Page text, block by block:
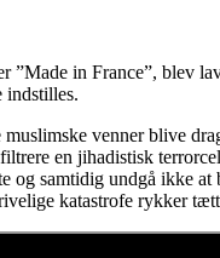
in France”, blev
indstilles.
venner blive
en jihadistisk
og samtidig undgå ikke
katastrofe rykker